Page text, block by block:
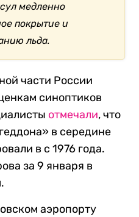
медленно
покрытие и
льда.
части России
синоптиков
отмечали, что
в середине
в с 1976 года.
за 9 января в
аэропорту